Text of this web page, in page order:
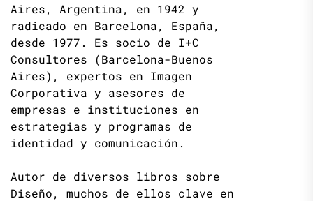
Aires, Argentina, en 1942 y
radicado en Barcelona, España,
desde 1977. Es socio de I+C
Consultores (Barcelona-Buenos
Aires), expertos en Imagen
Corporativa y asesores de
empresas e instituciones en
estrategias y programas de
identidad y comunicación.
Autor de diversos libros sobre
Diseño, muchos de ellos clave en